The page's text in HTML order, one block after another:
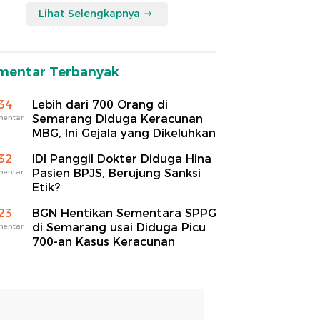
Lihat Selengkapnya
Terbanyak
Lebih dari 700 Orang di
Semarang Diduga Keracunan
MBG, Ini Gejala yang Dikeluhkan
IDI Panggil Dokter Diduga Hina
Pasien BPJS, Berujung Sanksi
Etik?
BGN Hentikan Sementara SPPG
di Semarang usai Diduga Picu
700-an Kasus Keracunan